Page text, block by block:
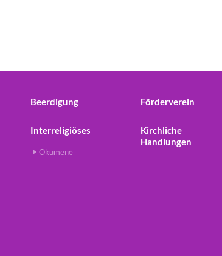
Beerdigung Förderverein
Interreligiöses
Ökumene
Kirchliche
Handlungen